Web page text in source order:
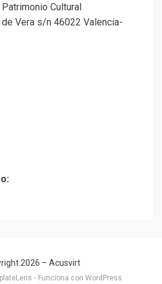
Cultural
de Vera s/n 46022 Valencia-
2026 – Acusvirt
⋅ Funciona con WordPress